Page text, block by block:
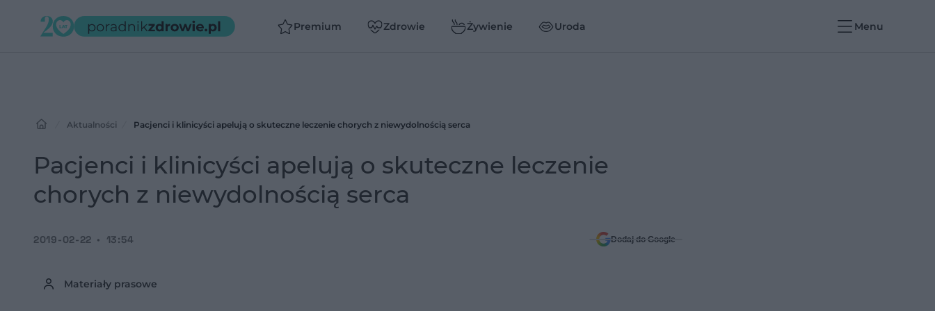
Premium Zdrowie Żywienie Uroda Menu
Aktualności Pacjenci i klinicyści apelują o skuteczne leczenie chorych z niewydolnością serca
Pacjenci i klinicyści apelują o skuteczne leczenie
chorych z niewydolnością serca
Materiały prasowe
2019-02-22 13:54 Dodaj do Google